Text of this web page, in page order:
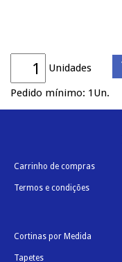
Unidades
Pedido mínimo: 1Un.
Carrinho de compras
Termos e condições
Cortinas por Medida
Tapetes